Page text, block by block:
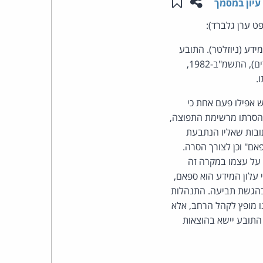
עיון במסמך
ערן גלברד):
מידע (ניוזלטר). התובע
פנה לנתבעת מספר פעמים, הודיע בפניה כי היא מפרה את סעיף 30א לחוק התקשורת (בזק ושידורים), התשמ"ב-1982,
אפילו פעם אחת כי
מרשימת התפוצה,
שאליו הנתבעת
וכן לצורך הסרה.
על עצמו במקרה זה
עלון המידע הוא ספאם,
תביעה. התנהלות
מופץ לקהל הרחב, אלא
יישא בהוצאות